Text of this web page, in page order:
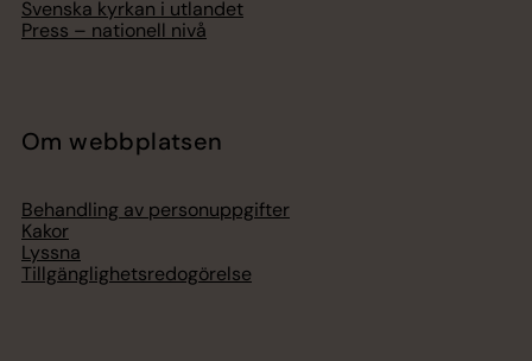
Svenska kyrkan i utlandet
Press – nationell nivå
Om webbplatsen
Behandling av personuppgifter
Kakor
Lyssna
Tillgänglighetsredogörelse